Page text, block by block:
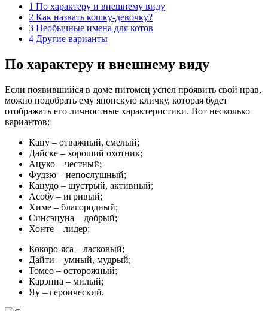
1 По характеру и внешнему виду
2 Как назвать кошку-девочку?
3 Необычные имена для котов
4 Другие варианты
По характеру и внешнему виду
Если появившийся в доме питомец успел проявить свой нрав,
можно подобрать ему японскую кличку, которая будет
отображать его личностные характеристики. Вот несколько
вариантов:
Кацу – отважный, смелый;
Дайске – хороший охотник;
Ацуко – честный;
Фудзю – непослушный;
Кацудо – шустрый, активный;
Асобу – игривый;
Химе – благородный;
Синсэцуна – добрый;
Хонте – лидер;
Кокоро-яса – ласковый;
Дайти – умный, мудрый;
Томео – осторожный;
Карэнна – милый;
Яу – героический.